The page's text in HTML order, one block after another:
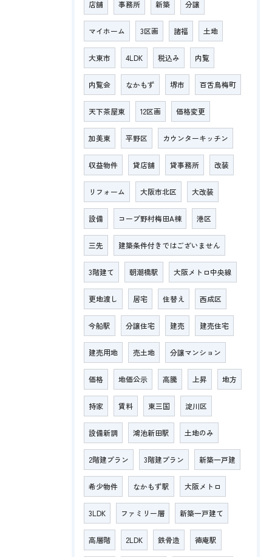
店舗 事務所 新築 分譲
マイホーム 3区画 諸福 土地
大東市 4LDK 税込み 内覧
内覧会 なかもず 堺市 百舌鳥梅町
天下茶屋東 12区画 価格変更
加美東 平野区 カウンターキッチン
収益物件 貸店舗 貸事務所 改装
リフォーム 大阪市北区 大改装
設備 コープ野村梅田A棟 港区
三先 建築条件付きではございません
3階建て 朝潮橋駅 大阪メトロ中央線
更地渡し 居宅 住替え 西成区
今船駅 分譲住宅 建売 建売住宅
建売用地 売土地 分譲マンション
価格 地価公示 高騰 上昇 地方
持家 賃料 東三国 淀川区
設備新調 鴻池新田駅 土地のみ
2階建プラン 3階建プラン 新築一戸建
希少物件 なかもず駅 大阪メトロ
3LDK ファミリー層 新築一戸建て
高層階 2LDK 鉄骨造 徳庵駅